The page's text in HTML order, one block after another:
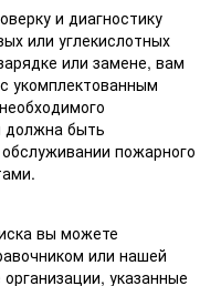
и диагностику
или углекислотных
или замене, вам
укомплектованным
должна быть
пожарного
вы можете
или нашей
указанные